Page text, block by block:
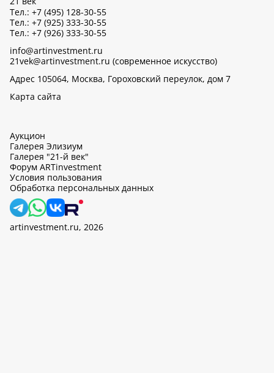
Тел.: +7 (495) 128-30-55
Тел.: +7 (925) 333-30-55
Тел.: +7 (926) 333-30-55
info@artinvestment.ru
21vek@artinvestment.ru (современное искусство)
Адрес 105064, Москва, Гороховский переулок, дом 7
Карта сайта
Аукцион
Галерея Элизиум
Галерея "21-й век"
Форум ARTinvestment
Условия пользования
Обработка персональных данных
artinvestment.ru, 2026